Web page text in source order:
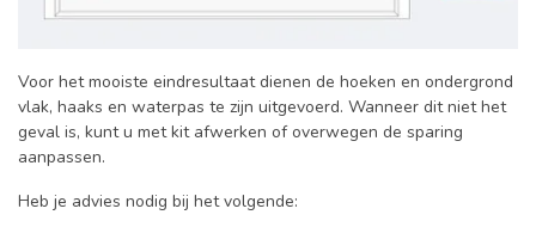
Voor het mooiste eindresultaat dienen de hoeken en ondergrond
vlak, haaks en waterpas te zijn uitgevoerd. Wanneer dit niet het
geval is, kunt u met kit afwerken of overwegen de sparing
aanpassen.
Heb je advies nodig bij het volgende: